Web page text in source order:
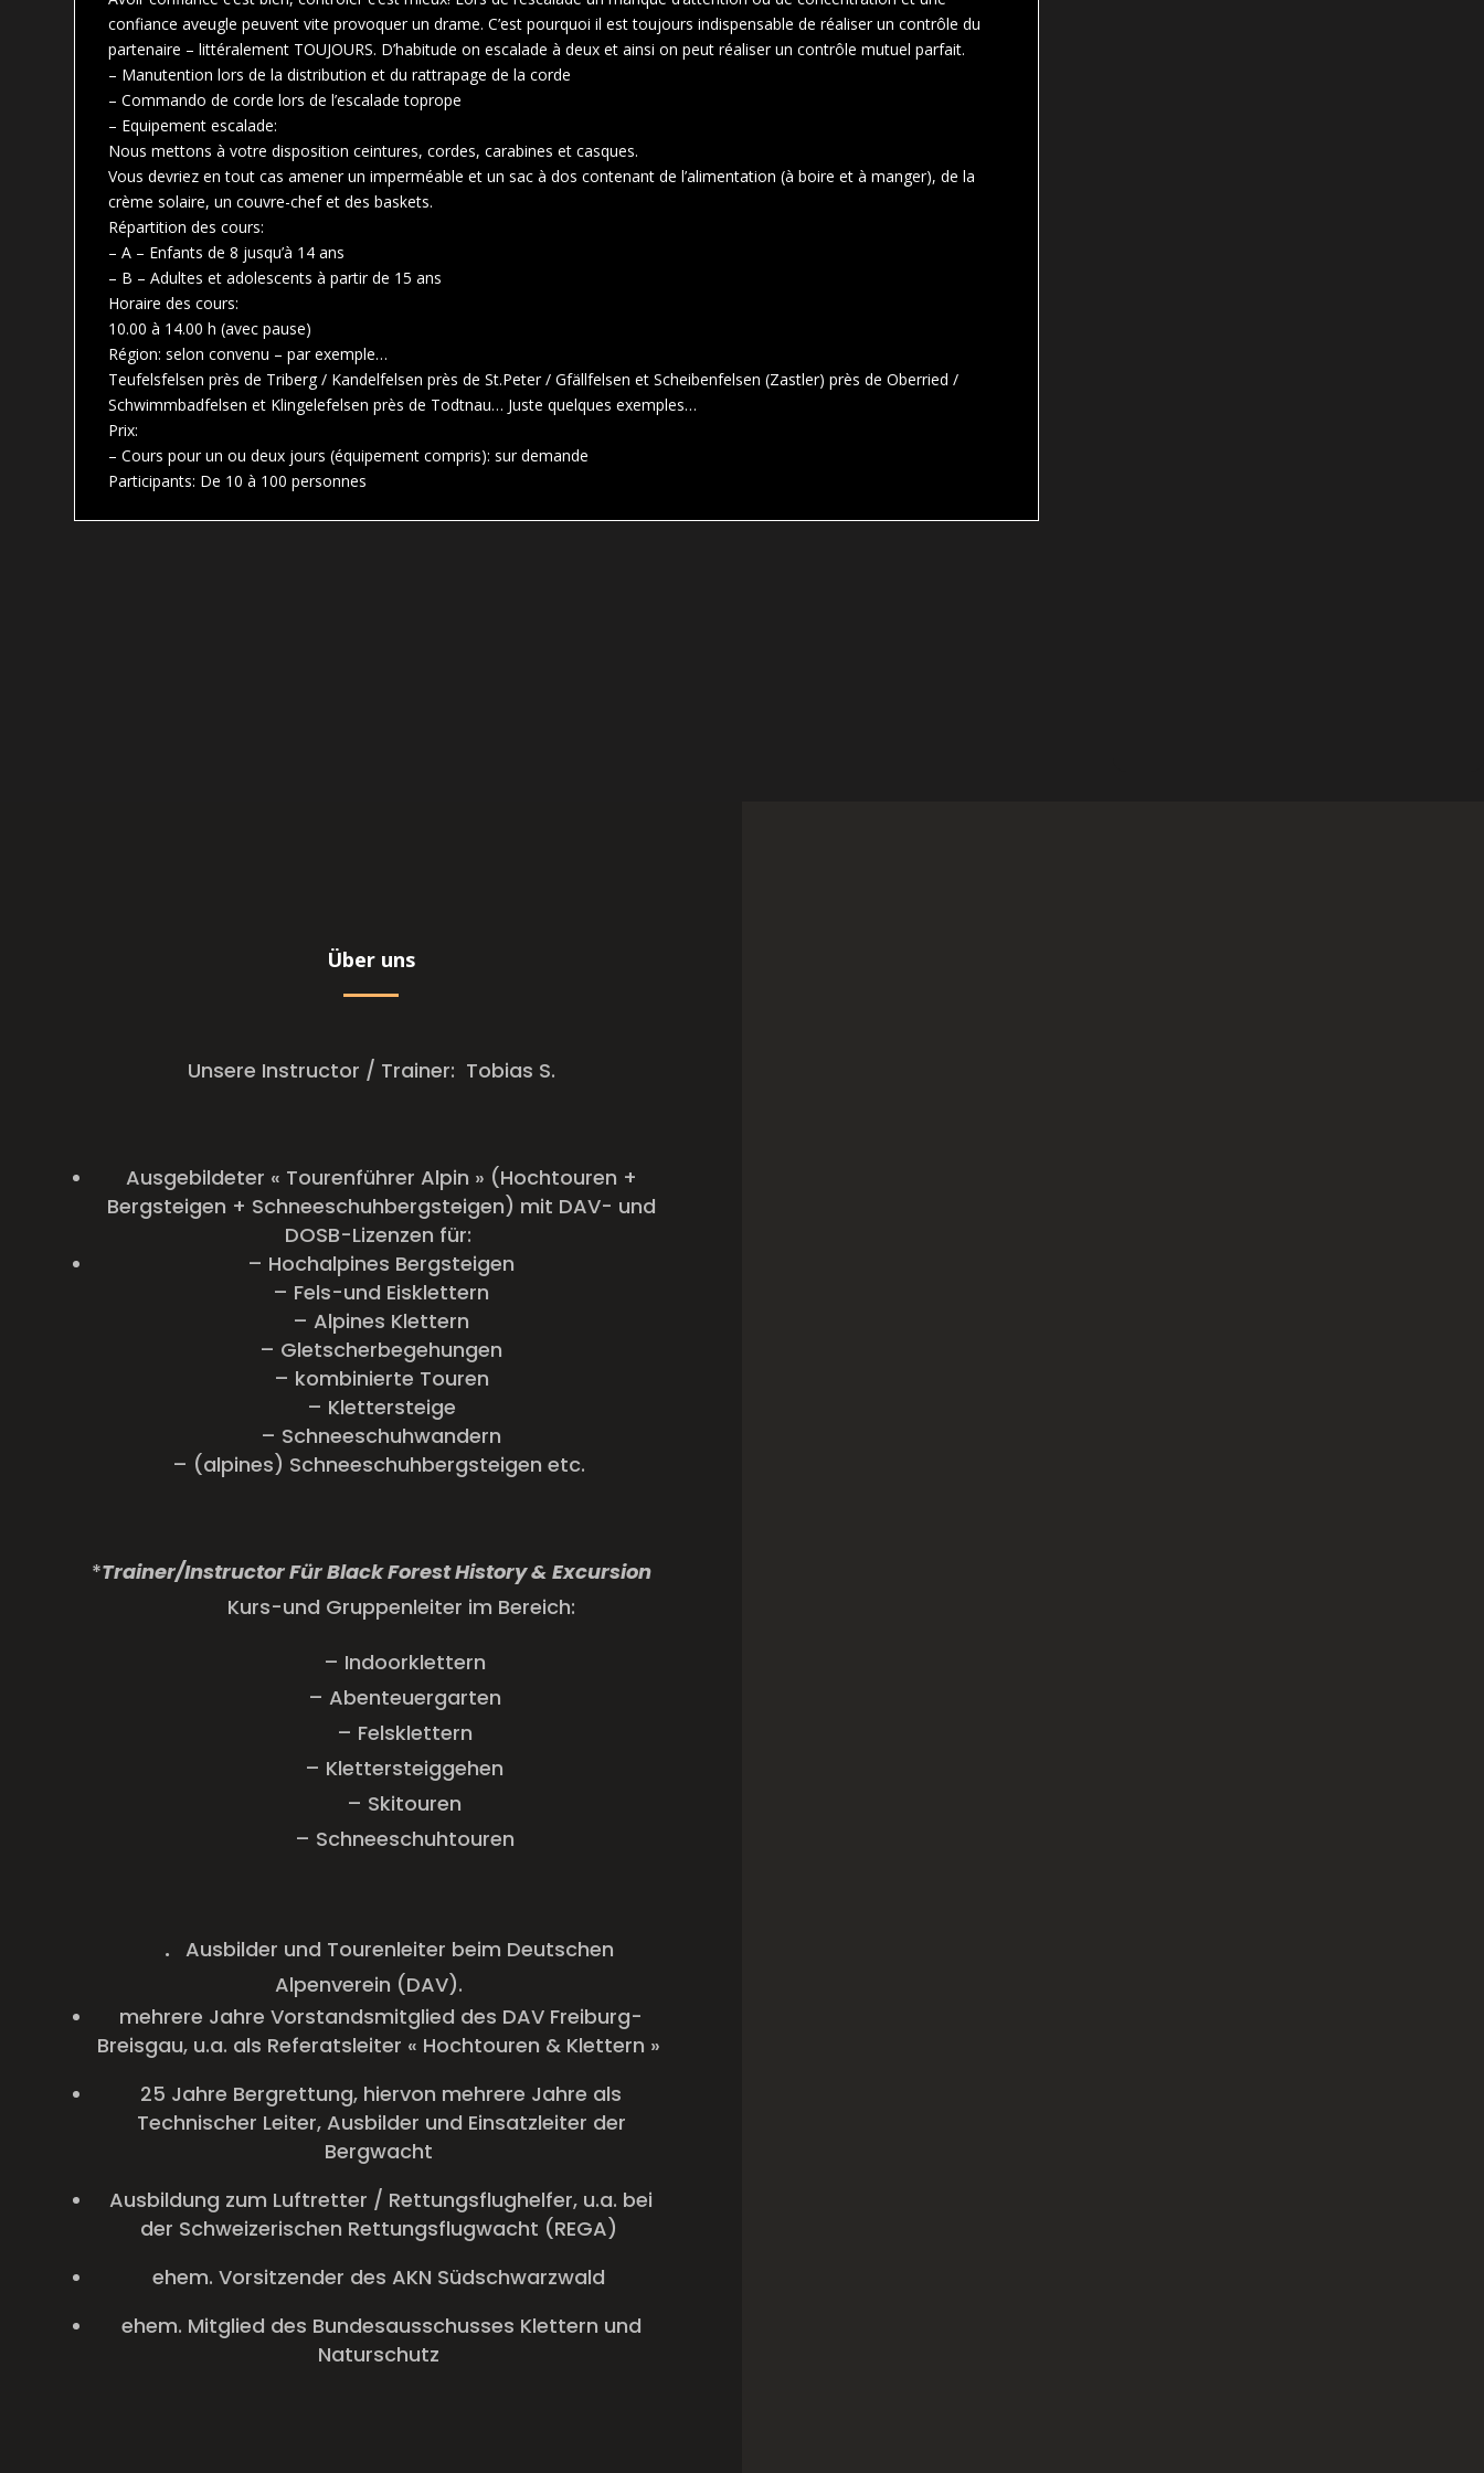
confiance aveugle peuvent vite provoquer un drame. C’est pourquoi il est toujours indispensable de réaliser un contrôle du
partenaire – littéralement TOUJOURS. D’habitude on escalade à deux et ainsi on peut réaliser un contrôle mutuel parfait.
– Manutention lors de la distribution et du rattrapage de la corde
– Commando de corde lors de l’escalade toprope
– Equipement escalade:
Nous mettons à votre disposition ceintures, cordes, carabines et casques.
Vous devriez en tout cas amener un imperméable et un sac à dos contenant de l’alimentation (à boire et à manger), de la
crème solaire, un couvre-chef et des baskets.
Répartition des cours:
– A – Enfants de 8 jusqu’à 14 ans
– B – Adultes et adolescents à partir de 15 ans
Horaire des cours:
10.00 à 14.00 h (avec pause)
Région: selon convenu – par exemple…
Teufelsfelsen près de Triberg / Kandelfelsen près de St.Peter / Gfällfelsen et Scheibenfelsen (Zastler) près de Oberried /
Schwimmbadfelsen et Klingelefelsen près de Todtnau… Juste quelques exemples…
Prix:
– Cours pour un ou deux jours (équipement compris): sur demande
Participants: De 10 à 100 personnes
Über uns
Unsere Instructor / Trainer: Tobias S.
Ausgebildeter « Tourenführer Alpin » (Hochtouren +
Bergsteigen + Schneeschuhbergsteigen) mit DAV- und
DOSB-Lizenzen für:
– Hochalpines Bergsteigen
– Fels-und Eisklettern
– Alpines Klettern
– Gletscherbegehungen
– kombinierte Touren
– Klettersteige
– Schneeschuhwandern
– (alpines) Schneeschuhbergsteigen etc.
*Trainer/Instructor Für Black Forest History & Excursion
Kurs-und Gruppenleiter im Bereich:
– Indoorklettern
– Abenteuergarten
– Felsklettern
– Klettersteiggehen
– Skitouren
– Schneeschuhtouren
. Ausbilder und Tourenleiter beim Deutschen
Alpenverein (DAV).
mehrere Jahre Vorstandsmitglied des DAV Freiburg-
Breisgau, u.a. als Referatsleiter « Hochtouren & Klettern »
25 Jahre Bergrettung, hiervon mehrere Jahre als
Technischer Leiter, Ausbilder und Einsatzleiter der
Bergwacht
Ausbildung zum Luftretter / Rettungsflughelfer, u.a. bei
der Schweizerischen Rettungsflugwacht (REGA)
ehem. Vorsitzender des AKN Südschwarzwald
ehem. Mitglied des Bundesausschusses Klettern und
Naturschutz